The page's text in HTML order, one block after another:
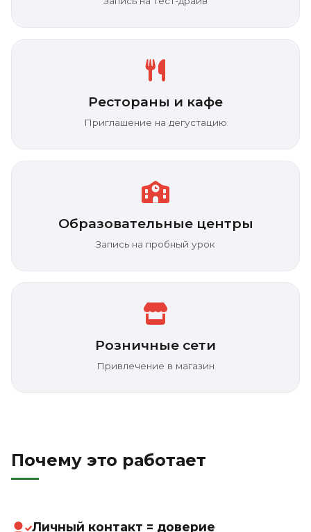
Рестораны и кафе
Приглашение на дегустацию
Образовательные центры
Запись на пробный урок
Розничные сети
Привлечение в магазин
Почему это работает
Личный контакт = доверие